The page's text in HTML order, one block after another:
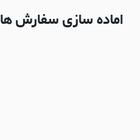
اماده سازی سفارش ها 7 تا 10 روزه کاری زمان میبرد و بعدش با شرکت پستی چاپار ارسال میشه